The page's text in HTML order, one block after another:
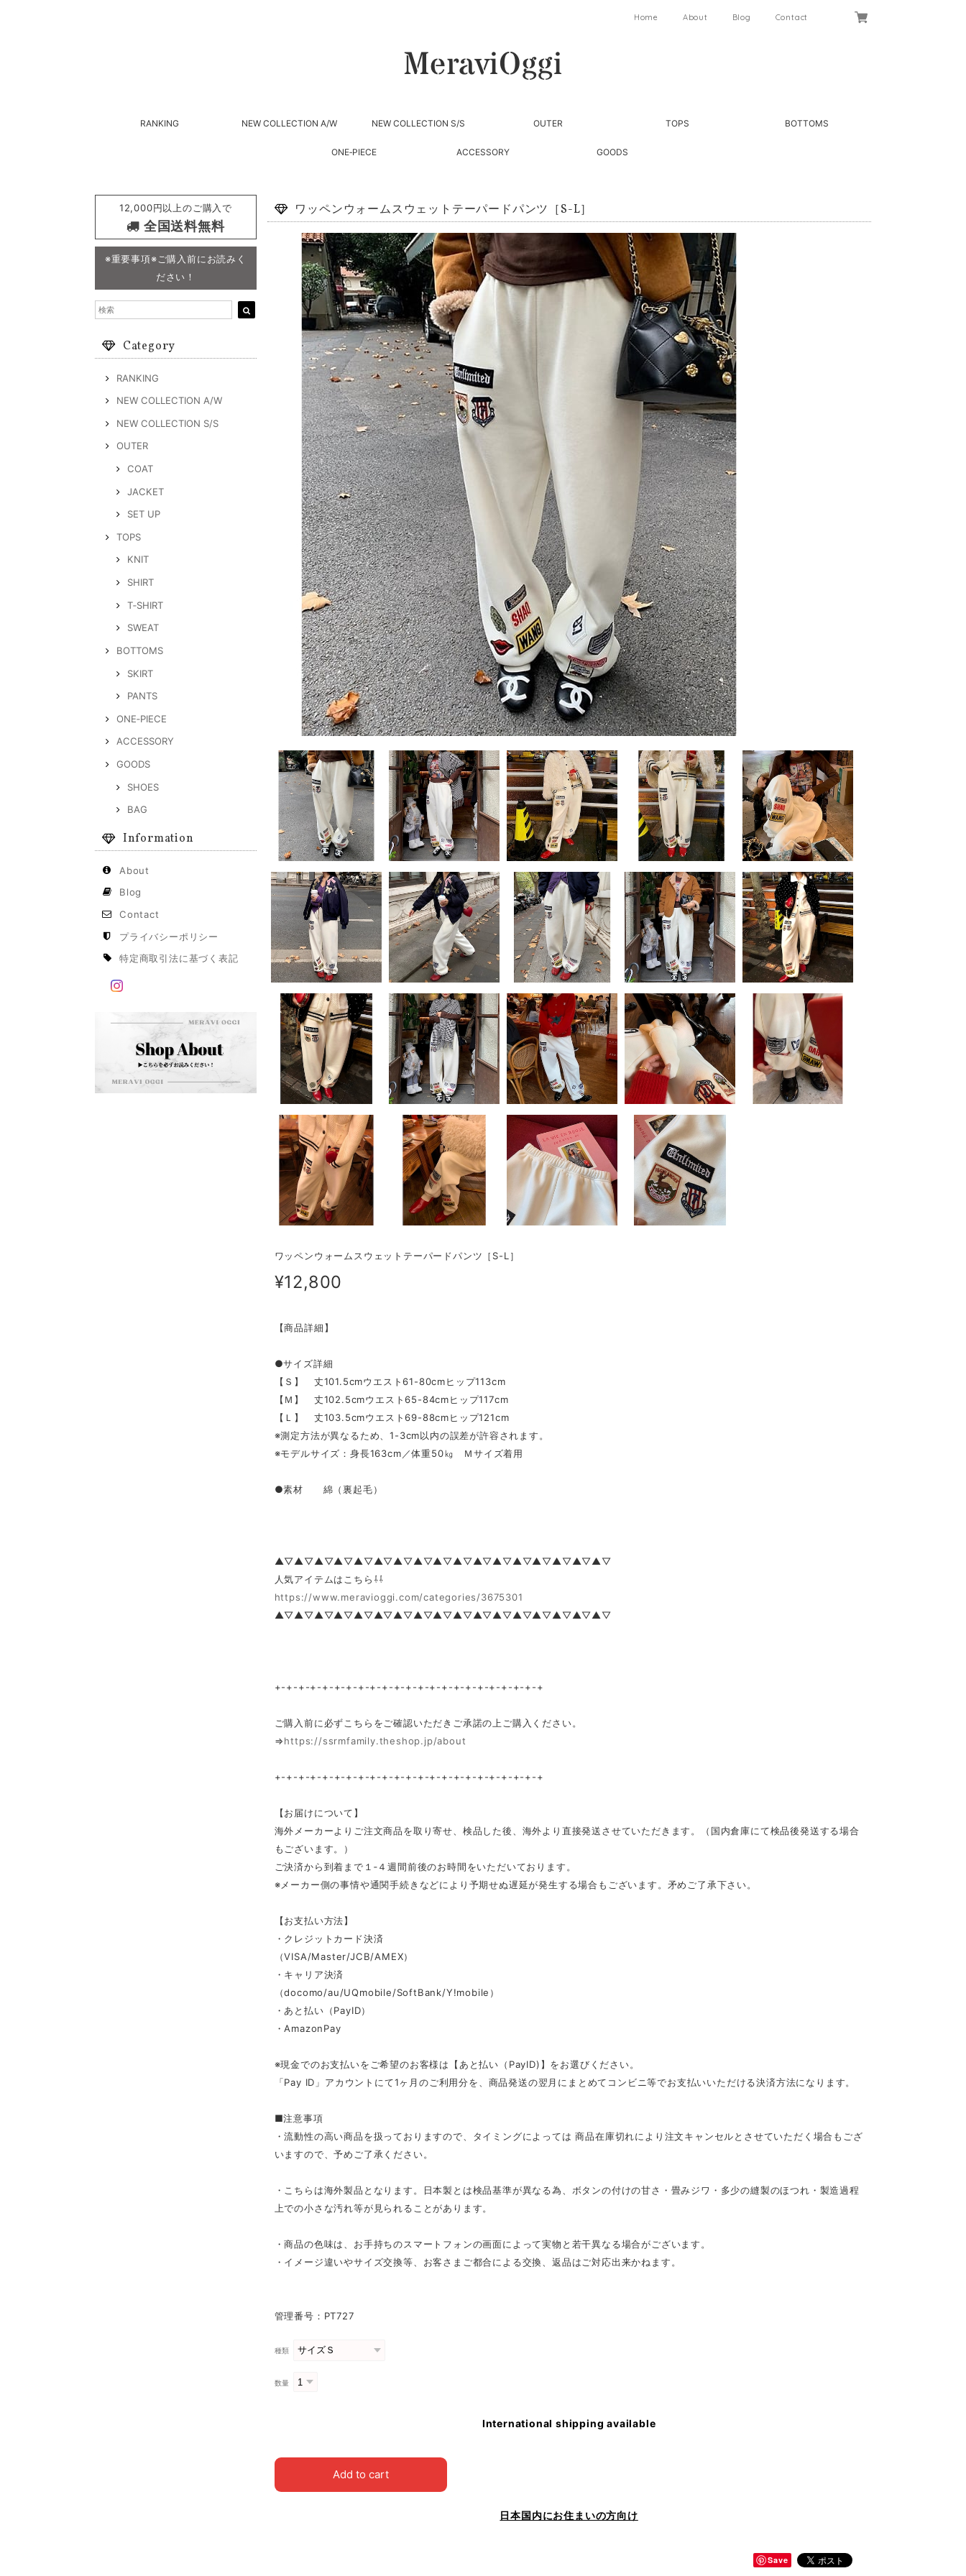
Home About Blog Contact
RANKING NEW COLLECTION A/W NEW COLLECTION S/S OUTER TOPS BOTTOMS
ONE‐PIECE ACCESSORY GOODS
12,000円以上のご購入で
全国送料無料
※重要事項※ご購入前にお読みく
ださい！
Category
RANKING
NEW COLLECTION A/W
NEW COLLECTION S/S
OUTER
COAT
JACKET
SET UP
TOPS
KNIT
SHIRT
T‐SHIRT
SWEAT
BOTTOMS
SKIRT
PANTS
ONE‐PIECE
ACCESSORY
GOODS
SHOES
BAG
Information
About
Blog
Contact
プライバシーポリシー
特定商取引法に基づく表記
ワッペンウォームスウェットテーパードパンツ［S-L］
ワッペンウォームスウェットテーパードパンツ［S-L］
¥12,800
【商品詳細】
●サイズ詳細
【Ｓ】 丈101.5cmウエスト61-80cmヒップ113cm
【Ｍ】 丈102.5cmウエスト65-84cmヒップ117cm
【Ｌ】 丈103.5cmウエスト69-88cmヒップ121cm
※測定方法が異なるため、1-3cm以内の誤差が許容されます。
※モデルサイズ：身長163cm／体重50㎏ Ｍサイズ着用
●素材 綿（裏起毛）
▲▽▲▽▲▽▲▽▲▽▲▽▲▽▲▽▲▽▲▽▲▽▲▽▲▽▲▽▲▽▲▽▲▽
人気アイテムはこちら⇩⇩
https://www.meravioggi.com/categories/3675301
▲▽▲▽▲▽▲▽▲▽▲▽▲▽▲▽▲▽▲▽▲▽▲▽▲▽▲▽▲▽▲▽▲▽
+-+-+-+-+-+-+-+-+-+-+-+-+-+-+-+-+-+-+-+-+-+-+
ご購入前に必ずこちらをご確認いただきご承諾の上ご購入ください。
⇒https://ssrmfamily.theshop.jp/about
+-+-+-+-+-+-+-+-+-+-+-+-+-+-+-+-+-+-+-+-+-+-+
【お届けについて】
海外メーカーよりご注文商品を取り寄せ、検品した後、海外より直接発送させていただきます。（国内倉庫にて検品後発送する場合
もございます。）
ご決済から到着まで１‐４週間前後のお時間をいただいております。
※メーカー側の事情や通関手続きなどにより予期せぬ遅延が発生する場合もございます。矛めご了承下さい。
【お支払い方法】
・クレジットカード決済
（VISA/Master/JCB/AMEX）
・キャリア決済
（docomo/au/UQmobile/SoftBank/Y!mobile）
・あと払い（PayID）
・AmazonPay
※現金でのお支払いをご希望のお客様は【あと払い（PayID)】をお選びください。
「Pay ID」アカウントにて1ヶ月のご利用分を、商品発送の翌月にまとめてコンビニ等でお支払いいただける決済方法になります。
■注意事項
・流動性の高い商品を扱っておりますので、タイミングによっては 商品在庫切れにより注文キャンセルとさせていただく場合もござ
いますので、予めご了承ください。
・こちらは海外製品となります。日本製とは検品基準が異なる為、ボタンの付けの甘さ・畳みジワ・多少の縫製のほつれ・製造過程
上での小さな汚れ等が見られることがあります。
・商品の色味は、お手持ちのスマートフォンの画面によって実物と若干異なる場合がございます。
・イメージ違いやサイズ交換等、お客さまご都合による交換、返品はご対応出来かねます。
管理番号：PT727
種類
数量
International shipping available
Add to cart
日本国内にお住まいの方向け
Save